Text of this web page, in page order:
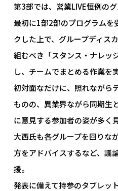
第3部では、営業LIVE恒例の
最初に1部2部のプログラムを
クした上で、グループディス
組むべき「スタンス・ナレッ
し、チームでまとめる作業を
初対面なだけに、照れながら
ものの、異業界ながら同期生
に意見する参加者の姿が多く
大西氏も各グループを回りな
方をアドバイスするなど、議
援。
発表に備えて持参のタブレッ